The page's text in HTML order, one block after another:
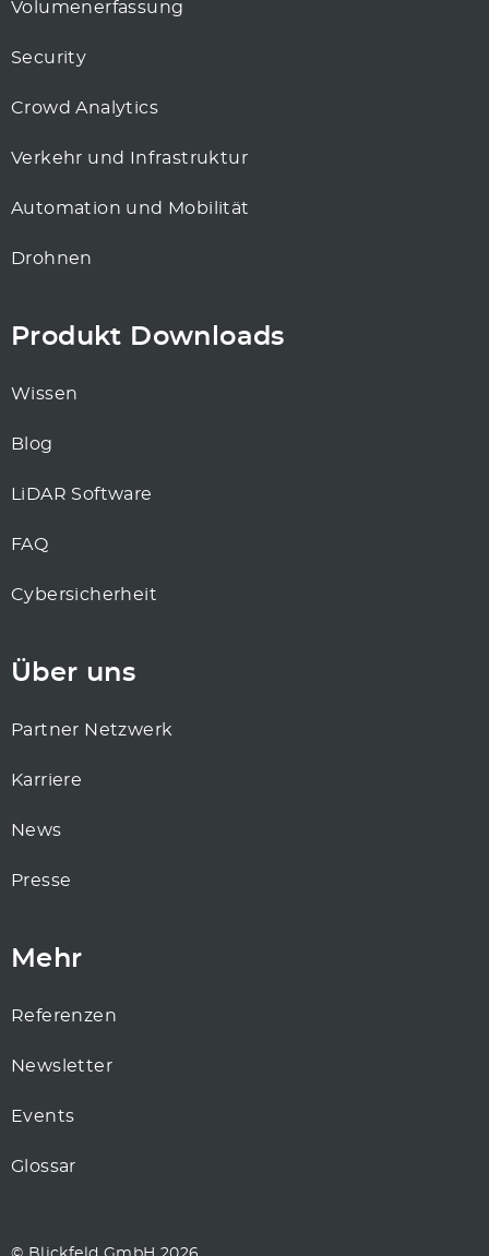
Volumenerfassung
Security
Crowd Analytics
Verkehr und Infrastruktur
Automation und Mobilität
Drohnen
Produkt Downloads
Wissen
Blog
LiDAR Software
FAQ
Cybersicherheit
Über uns
Partner Netzwerk
Karriere
News
Presse
Mehr
Referenzen
Newsletter
Events
Glossar